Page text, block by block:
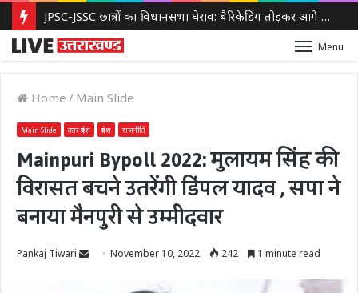
JPSC-JSSC छात्रों का विधानसभा घेराव: बैरिकेडिंग तोड़कर आगे बढ़े प्रदर्शनकारी, पुलिस ने किया लाठीचार्ज और आंसू गैस का इस्तेमाल
Menu
Home / Main Slide
Main Slide उत्तर प्रदेश प्रदेश राजनीति
Mainpuri Bypoll 2022: मुलायम सिंह की
विरासत बचने उतरेंगी डिंपल यादव , सपा ने
बनाया मैनपुरी से उम्मीदवार
Pankaj Tiwari
SendNovember 10, 2022 242 1 minute read